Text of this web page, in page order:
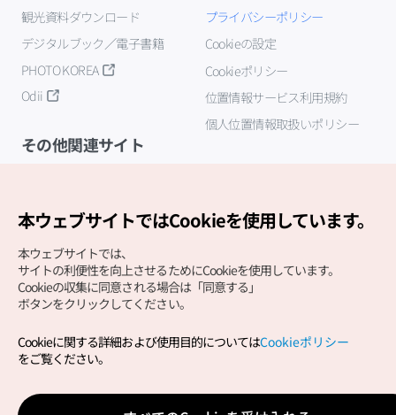
観光資料ダウンロード
デジタルブック／電子書籍
PHOTO KOREA
Odii
プライバシーポリシー
Cookieの設定
Cookieポリシー
位置情報サービス利用規約
個人位置情報取扱いポリシー
その他関連サイト
Copyright (c) Korea Tourism Organization All Rights
サイトエラー報告公式メール
japanese@knto.or.kr
本ウェブサイトではCookieを使用しています。
本ウェブサイトでは、
サイトの利便性を向上させるためにCookieを使用しています。
Cookieの収集に同意される場合は「同意する」
ボタンをクリックしてください。
Cookieに関する詳細および使用目的についてはCookieポリシー
をご覧ください。